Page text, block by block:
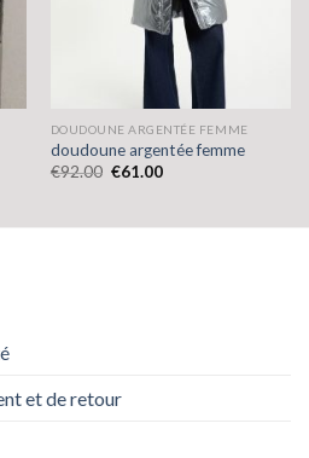
DOUDOUNE ARGENTÉE FEMME
doudoune argentée femme
€92.00 €61.00
et de retour